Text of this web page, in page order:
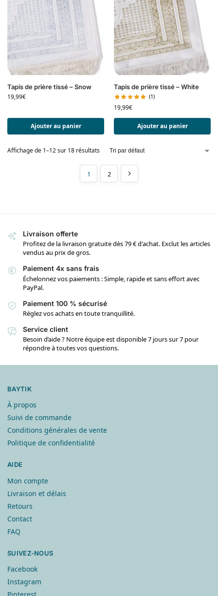
Tapis de prière tissé – Snow
19,99€
Ajouter au panier
Tapis de prière tissé – White
(1)
19,99€
Ajouter au panier
Affichage de 1–12 sur 18 résultats
1 2
Livraison offerte
Profitez de la livraison gratuite dès 79 € d'achat. Exclut les articles
vendus au prix de gros.
Paiement 4x sans frais
Échelonnez vos paiements : Simple, rapide et sans effort avec
PayPal.
Paiement 100 % sécurisé
Réglez vos achats en toute tranquillité.
Service client
Besoin d’aide ? Notre équipe est disponible 7 jours sur 7 pour
répondre à toutes vos questions.
BAYTIK
À propos
Suivi de commande
Conditions générales de vente
Politique de confidentialité
AIDE
Mon compte
Livraison et délais
Retours
Contact
FAQ
SUIVEZ-NOUS
Facebook
Instagram